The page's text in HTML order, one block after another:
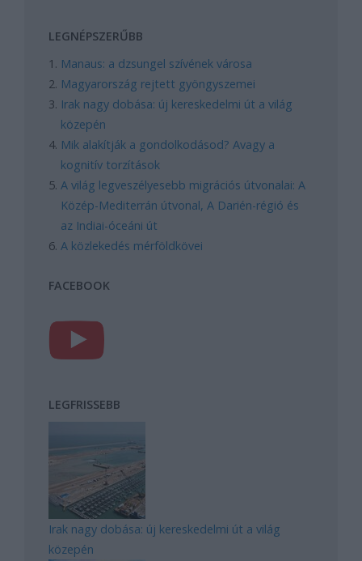
LEGNÉPSZERŰBB
Manaus: a dzsungel szívének városa
Magyarország rejtett gyöngyszemei
Irak nagy dobása: új kereskedelmi út a világ
közepén
Mik alakítják a gondolkodásod? Avagy a
kognitív torzítások
A világ legveszélyesebb migrációs útvonalai: A
Közép-Mediterrán útvonal, A Darién-régió és
az Indiai-óceáni út
A közlekedés mérföldkövei
FACEBOOK
LEGFRISSEBB
Irak nagy dobása: új kereskedelmi út a világ
közepén